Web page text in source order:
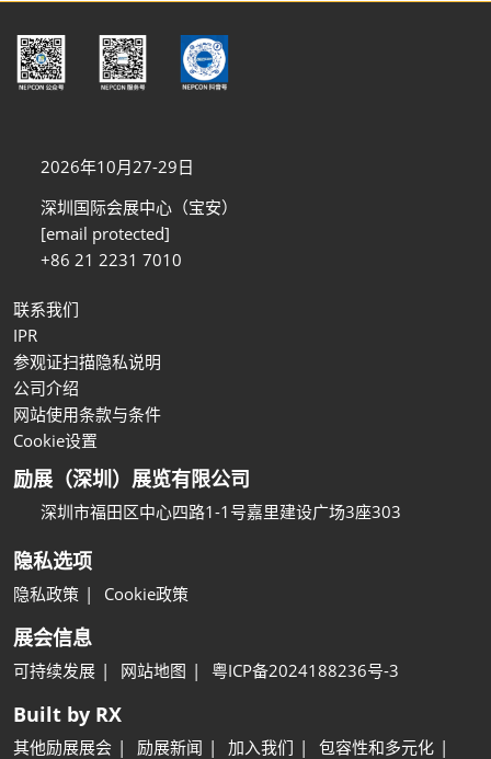
2026年10月27-29日
深圳国际会展中心（宝安）
[email protected]
+86 21 2231 7010
联系我们
IPR
参观证扫描隐私说明
公司介绍
网站使用条款与条件
Cookie设置
励展（深圳）展览有限公司
深圳市福田区中心四路1-1号嘉里建设广场3座303
隐私选项
隐私政策 Cookie政策
展会信息
可持续发展 网站地图 粤ICP备2024188236号-3
Built by RX
其他励展展会 励展新闻 加入我们 包容性和多元化